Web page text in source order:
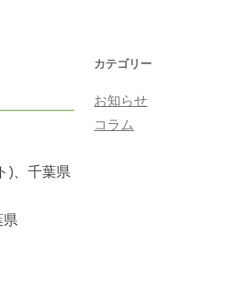
)、千葉県
カテゴリー
お知らせ
コラム